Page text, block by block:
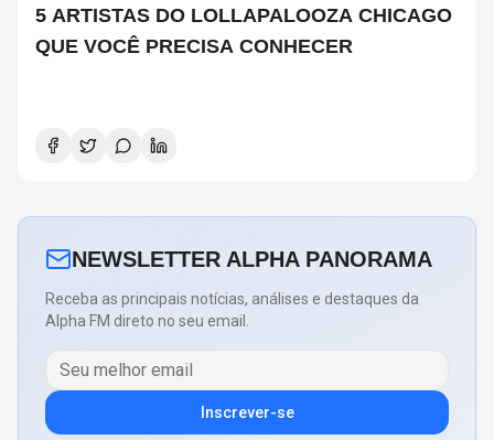
5 ARTISTAS DO LOLLAPALOOZA CHICAGO
QUE VOCÊ PRECISA CONHECER
NEWSLETTER ALPHA PANORAMA
Receba as principais notícias, análises e destaques da
Alpha FM direto no seu email.
Inscrever-se